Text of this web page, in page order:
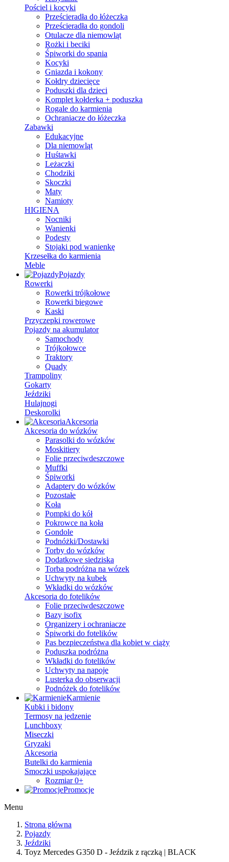
Pościel i kocyki
Prześcieradła do łóżeczka
Prześcieradła do gondoli
Otulacze dla niemowląt
Rożki i beciki
Śpiworki do spania
Kocyki
Gniazda i kokony
Kołdry dziecięce
Poduszki dla dzieci
Komplet kołderka + poduszka
Rogale do karmienia
Ochraniacze do łóżeczka
Zabawki
Edukacyjne
Dla niemowląt
Huśtawki
Leżaczki
Chodziki
Skoczki
Maty
Namioty
HIGIENA
Nocniki
Wanienki
Podesty
Stojaki pod wanienkę
Krzesełka do karmienia
Meble
Pojazdy
Rowerki
Rowerki trójkołowe
Rowerki biegowe
Kaski
Przyczepki rowerowe
Pojazdy na akumulator
Samochody
Trójkołowce
Traktory
Quady
Trampoliny
Gokarty
Jeździki
Hulajnogi
Deskorolki
Akcesoria
Akcesoria do wózków
Parasolki do wózków
Moskitiery
Folie przeciwdeszczowe
Muffki
Śpiworki
Adaptery do wózków
Pozostałe
Koła
Pompki do kół
Pokrowce na koła
Gondole
Podnóżki/Dostawki
Torby do wózków
Dodatkowe siedziska
Torba podróżna na wózek
Uchwyty na kubek
Wkładki do wózków
Akcesoria do fotelików
Folie przeciwdeszczowe
Bazy isofix
Organizery i ochraniacze
Śpiworki do fotelików
Pas bezpieczeństwa dla kobiet w ciąży
Poduszka podróżna
Wkładki do fotelików
Uchwyty na napoje
Lusterka do obserwacji
Podnóżek do fotelików
Karmienie
Kubki i bidony
Termosy na jedzenie
Lunchboxy
Miseczki
Gryzaki
Akcesoria
Butelki do karmienia
Smoczki uspokajające
Rozmiar 0+
Promocje
Menu
Strona główna
Pojazdy
Jeździki
Toyz Mercedes G350 D - Jeździk z rączką | BLACK